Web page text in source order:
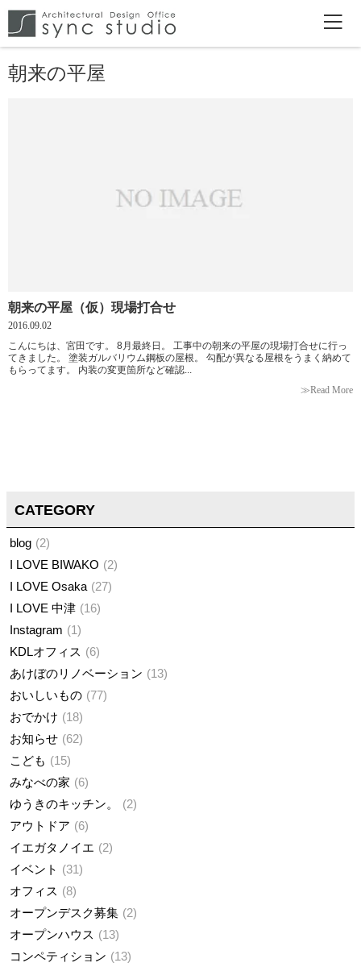
朝来の平屋
朝来の平屋（仮）現場打合せ
2016.09.02
こんにちは、宮田です。 8月最終日。 工事中の朝来の平屋の現場打合せに行っ
てきました。 塗装ガルバリウム鋼板の屋根。 勾配が異なる屋根をうまく納めて
もらってます。 内装の変更箇所など確認...
≫Read More
CATEGORY
blog
2
I LOVE BIWAKO
2
I LOVE Osaka
27
I LOVE 中津
16
Instagram
1
KDLオフィス
6
あけぼのリノベーション
13
おいしいもの 77
おでかけ
18
お知らせ
62
こども
15
みなべの家
6
ゆうきのキッチン。
2
アウトドア
6
イエガタノイエ
2
イベント
31
オフィス
8
オープンデスク募集
2
オープンハウス
13
コンペティション
13